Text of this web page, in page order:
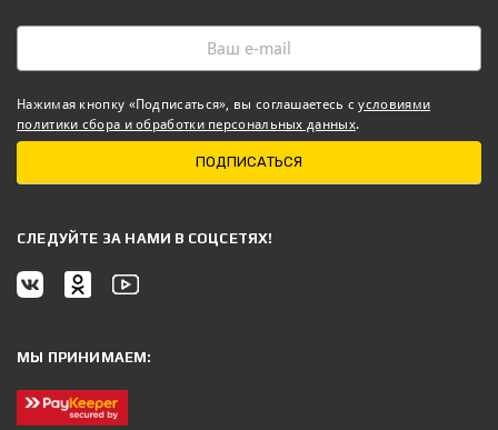
Нажимая кнопку «Подписаться», вы соглашаетесь сусловиями
политики сбора и обработки персональных данных.
ПОДПИСАТЬСЯ
CЛЕДУЙТЕ ЗА НАМИ В СОЦСЕТЯХ!
МЫ ПРИНИМАЕМ: